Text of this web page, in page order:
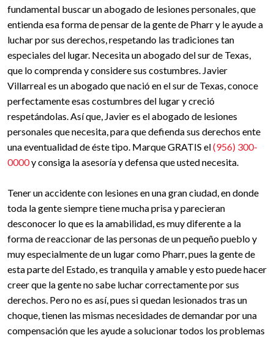
fundamental buscar un abogado de lesiones personales, que
entienda esa forma de pensar de la gente de Pharr y le ayude a
luchar por sus derechos, respetando las tradiciones tan
especiales del lugar. Necesita un abogado del sur de Texas,
que lo comprenda y considere sus costumbres. Javier
Villarreal es un abogado que nació en el sur de Texas, conoce
perfectamente esas costumbres del lugar y creció
respetándolas. Así que, Javier es el abogado de lesiones
personales que necesita, para que defienda sus derechos ente
una eventualidad de éste tipo. Marque GRATIS el(956) 300-
0000y consiga la asesoría y defensa que usted necesita.
Tener un accidente con lesiones en una gran ciudad, en donde
toda la gente siempre tiene mucha prisa y parecieran
desconocer lo que es la amabilidad, es muy diferente a la
forma de reaccionar de las personas de un pequeño pueblo y
muy especialmente de un lugar como Pharr, pues la gente de
esta parte del Estado, es tranquila y amable y esto puede hacer
creer que la gente no sabe luchar correctamente por sus
derechos. Pero no es así, pues si quedan lesionados tras un
choque, tienen las mismas necesidades de demandar por una
compensación que les ayude a solucionar todos los problemas